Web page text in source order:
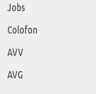
Jobs
Colofon
AVV
AVG